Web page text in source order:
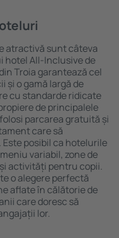
atractivă sunt câteva
hotel All-Inclusive de
Troia garantează cel
și o gamă largă de
cu standarde ridicate
de principalele
parcarea gratuită și
care să
posibil ca hotelurile
variabil, zone de
activități pentru copii.
o alegere perfectă
aflate în călătorie de
care doresc să
lor.